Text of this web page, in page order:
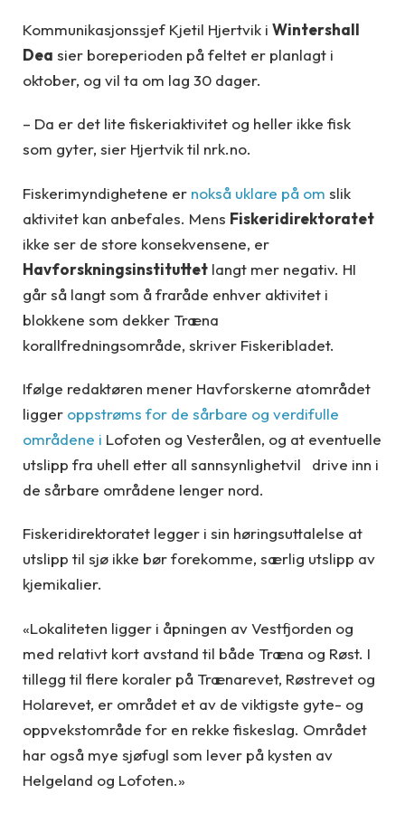
Kommunikasjonssjef Kjetil Hjertvik i Wintershall
Dea sier boreperioden på feltet er planlagt i
oktober, og vil ta om lag 30 dager.
– Da er det lite fiskeriaktivitet og heller ikke fisk
som gyter, sier Hjertvik til nrk.no.
Fiskerimyndighetene er nokså uklare på om slik
aktivitet kan anbefales. Mens Fiskeridirektoratet
ikke ser de store konsekvensene, er
Havforskningsinstituttet langt mer negativ. HI
går så langt som å fraråde enhver aktivitet i
blokkene som dekker Træna
korallfredningsområde, skriver Fiskeribladet.
Ifølge redaktøren mener Havforskerne atområdet
ligger oppstrøms for de sårbare og verdifulle
områdene i Lofoten og Vesterålen, og at eventuelle
utslipp fra uhell etter all sannsynlighetvil drive inn i
de sårbare områdene lenger nord.
Fiskeridirektoratet legger i sin høringsuttalelse at
utslipp til sjø ikke bør forekomme, særlig utslipp av
kjemikalier.
«Lokaliteten ligger i åpningen av Vestfjorden og
med relativt kort avstand til både Træna og Røst. I
tillegg til flere koraler på Trænarevet, Røstrevet og
Holarevet, er området et av de viktigste gyte- og
oppvekstområde for en rekke fiskeslag. Området
har også mye sjøfugl som lever på kysten av
Helgeland og Lofoten.»